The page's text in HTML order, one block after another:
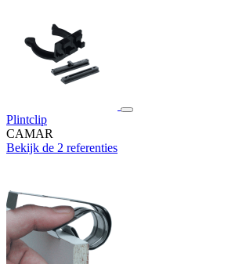
Plintclip
CAMAR
Bekijk de 2 referenties